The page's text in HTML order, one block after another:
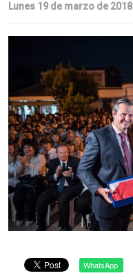
Lunes 19 de marzo de 2018
WhatsApp